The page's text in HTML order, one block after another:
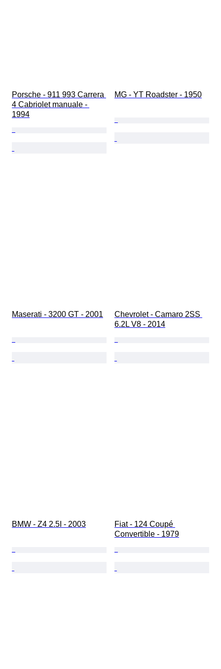
Porsche - 911 993 Carrera
4 Cabriolet manuale -
1994
MG - YT Roadster - 1950
Maserati - 3200 GT - 2001
Chevrolet - Camaro 2SS
6.2L V8 - 2014
BMW - Z4 2.5I - 2003
Fiat - 124 Coupé
Convertible - 1979